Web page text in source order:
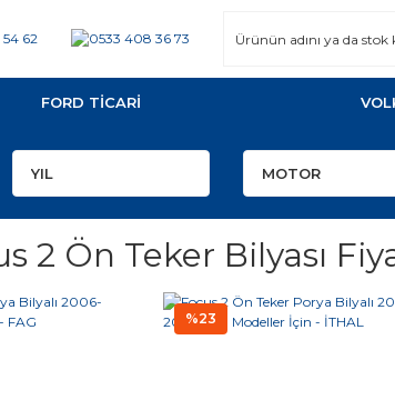
FORD TİCARİ
2 Ön Teker Bilyası
%23